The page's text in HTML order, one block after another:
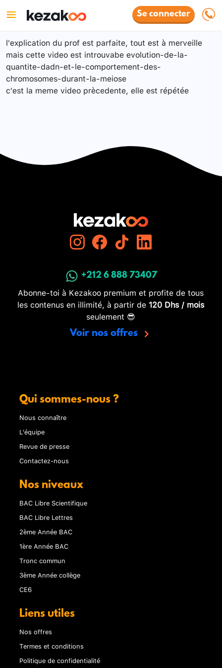
Se connecter
l'explication du prof est parfaite, tout est à merveille
mais cette video est introuvabe evolution-de-la-
quantite-dadn-et-le-comportement-des-
chromosomes-durant-la-meiose
c'est la meme video prècedente, elle est répétée
+212 6 888 73407
Abonne-toi à Kezakoo premium et profite de tous
les contenus en illimité, à partir de 120 Dhs / mois
seulement 😎
Voir nos offres
Qui sommes-nous ?
Nous connaître
L'équipe
Revue de presse
Contactez-nous
Nos niveaux
BAC Libre Scientifique
BAC Libre Lettres
2ème Année BAC
1ère Année BAC
Tronc commun
3ème Année collège
CE6
Liens utiles
Nos offres
Termes et conditions
Politique de confidentialité